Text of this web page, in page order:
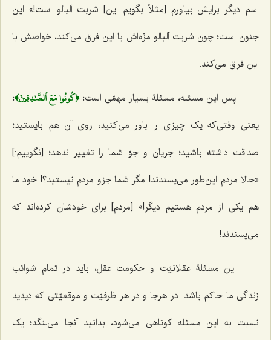
اسم دیگر برایش بیاورم [مثلاً بگویم این] شربت آلبالو است!» این
جنون است؛ چون شربت آلبالو مزّه‌اش با این فرق می‌کند، خواصش با
این فرق می‌کند.
پس این مسئله، مسئلۀ بسیار مهمّی ا‌ست؛﴿كُونُوا مَعَ ٱلصَّٰدِقِينَ﴾؛
یعنی وقتی‌که یک چیزی را باور می‌کنید، روی آن هم بایستید؛
صداقت داشته باشید؛ جریان و جوّ شما را تغییر ندهد؛ [نگوییم:]
«حالا مردم این‌طور می‌پسندند! مگر شما جزو مردم نیستید؟! خود ما
هم یکی از مردم هستیم دیگر!» [مردم] برای خودشان کرده‌اند که
می‌پسندند!
این مسئلۀ عقلانیّت و حکومت عقل، باید در تمام شوائب
زندگی ما حاکم باشد. در هرجا و در هر ظرفیّت و موقعیّتی که دیدید
نسبت به این مسئله کوتاهی می‌شود، بدانید آنجا می‌لنگد؛ یک